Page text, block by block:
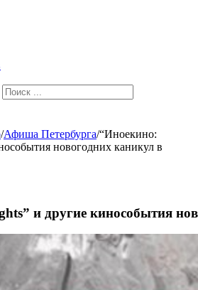
/Афиша Петербурга/“Иноекино:
новогодних каникул в
и другие кинособытия